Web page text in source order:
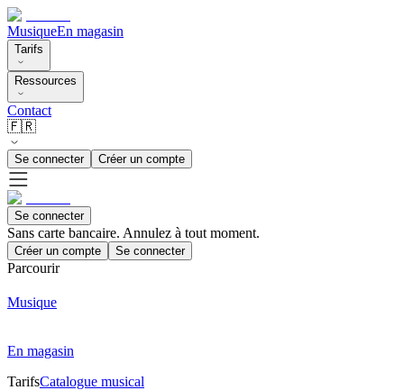
MusiqueEn magasin
Tarifs
Ressources
Contact
🇫🇷
Se connecter Créer un compte
Se connecter
Sans carte bancaire. Annulez à tout moment.
Créer un compte Se connecter
Parcourir
Musique
En magasin
TarifsCatalogue musical